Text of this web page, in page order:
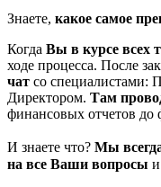
Знаете, какое самое
Когда Вы в курсе всех
ходе процесса. После
чат со специалистами:
Директором. Там
финансовых отчетов до
И знаете что? Мы
на все Ваши вопросы